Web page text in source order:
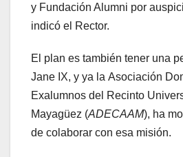
y Fundación Alumni por
indicó el Rector.
El plan es también tener una
Jane IX, y ya la Asociación
Exalumnos del Recinto
Mayagüez (ADECAAM), ha
de colaborar con esa misión.